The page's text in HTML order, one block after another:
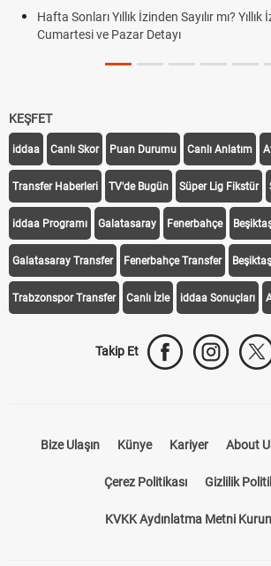
TFF Yabancı Oyuncu Kuralı Nedir?
Uygulanıyor?
KEŞFET
iddaa Canlı Skor Puan Durumu Canlı Anlatım
Transfer Haberleri TV'de Bugün Süper Lig Fikstür
iddaa Programı Galatasaray Fenerbahçe
Galatasaray Transfer Fenerbahçe Transfer
Trabzonspor Transfer Canlı İzle iddaa Sonuçları
Takip Et
Bize Ulaşın Künye Kariyer About
Çerez Politikası Gizlilik
KVKK Aydınlatma Metni